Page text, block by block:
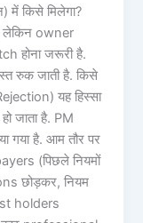
में किसे मिलेगा?
लेकिन owner
होना जरूरी है.
रुक जाती है. किसे
यह हिस्सा
जाता है. PM
गया है. आम तौर पर
(पिछले नियमों
छोड़कर, नियम
holders